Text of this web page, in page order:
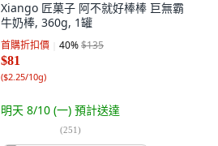
Xiango 匠菓子 阿不就好棒棒 巨無霸
牛奶棒, 360g, 1罐
首購折扣價 40%$135
$81
($2.25/10g)
明天 8/10 (一) 預計送達
(251)